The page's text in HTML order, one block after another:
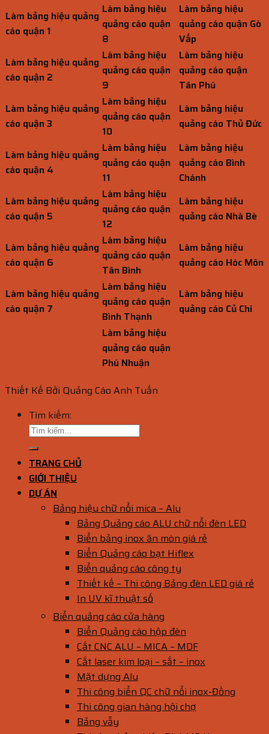
Làm bảng hiệu quảng
cáo quận 1
Làm bảng hiệu
quảng cáo quận
8
Làm bảng hiệu
quảng cáo quận Gò
Vấp
Làm bảng hiệu quảng
cáo quận 2
Làm bảng hiệu
quảng cáo quận
9
Làm bảng hiệu
quảng cáo quận
Tân Phú
Làm bảng hiệu quảng
cáo quận 3
Làm bảng hiệu
quảng cáo quận
10
Làm bảng hiệu
quảng cáo Thủ Đức
Làm bảng hiệu quảng
cáo quận 4
Làm bảng hiệu
quảng cáo quận
11
Làm bảng hiệu
quảng cáo Bình
Chánh
Làm bảng hiệu quảng
cáo quận 5
Làm bảng hiệu
quảng cáo quận
12
Làm bảng hiệu
quảng cáo Nhà Bè
Làm bảng hiệu quảng
cáo quận 6
Làm bảng hiệu
quảng cáo quận
Tân Bình
Làm bảng hiệu
quảng cáo Hóc Môn
Làm bảng hiệu quảng
cáo quận 7
Làm bảng hiệu
quảng cáo quận
Bình Thạnh
Làm bảng hiệu
quảng cáo Củ Chi
Làm bảng hiệu
quảng cáo quận
Phú Nhuận
Thiết Kế Bởi Quảng Cáo Anh Tuấn
Tìm kiếm:
TRANG CHỦ
GIỚI THIỆU
DỰ ÁN
Bảng hiệu chữ nổi mica – Alu
Bảng Quảng cáo ALU chữ nổi đèn LED
Biển bảng inox ăn mòn giá rẻ
Biển Quảng cáo bạt Hiflex
Biển quảng cáo công ty
Thiết kế – Thi công Bảng đèn LED giá rẻ
In UV kĩ thuật số
Biển quảng cáo cửa hàng
Biển Quảng cáo hộp đèn
Cắt CNC ALU – MICA – MDF
Cắt laser kim loại – sắt – inox
Mặt dựng Alu
Thi công biển QC chữ nổi inox-Đồng
Thi công gian hàng hội chợ
Bảng vẫy